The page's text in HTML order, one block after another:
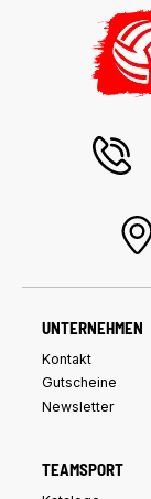
UNTERNEHMEN
Kontakt
Gutscheine
Newsletter
TEAMSPORT